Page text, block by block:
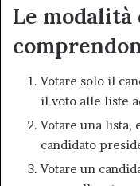
Le
Votare solo il
il voto alle liste
Votare una lista,
candidato
Votare un